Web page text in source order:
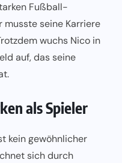
Fußball-
musste seine Karriere
wuchs Nico in
auf, das seine
als Spieler
kein gewöhnlicher
sich durch